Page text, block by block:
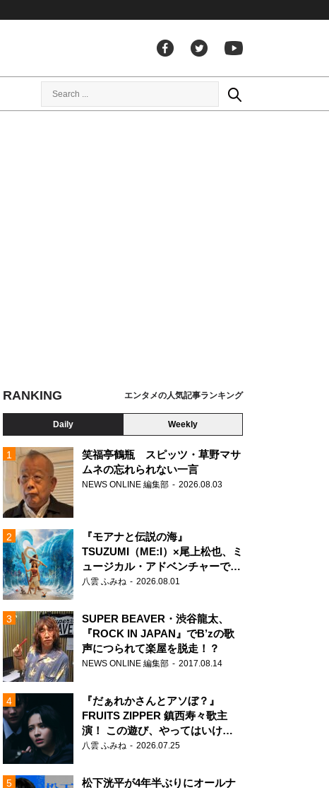
RANKING エンタメの人気記事ランキング
Daily Weekly
笑福亭鶴瓶 スピッツ・草野マサ
ムネの忘れられない一言
NEWS ONLINE 編集部 2026.08.03
『モアナと伝説の海』
TSUZUMI（ME:I）×尾上松也、ミ
ュージカル・アドベンチャーで美
声を響かせる
八雲 ふみね 2026.08.01
SUPER BEAVER・渋谷龍太、
『ROCK IN JAPAN』でB’zの歌
声につられて楽屋を脱走！？
NEWS ONLINE 編集部 2017.08.14
『だぁれかさんとアソぼ？』
FRUITS ZIPPER 鎮西寿々歌主
演！ この遊び、やってはいけま
せん。
八雲 ふみね 2026.07.25
松下洸平が4年半ぶりにオールナ